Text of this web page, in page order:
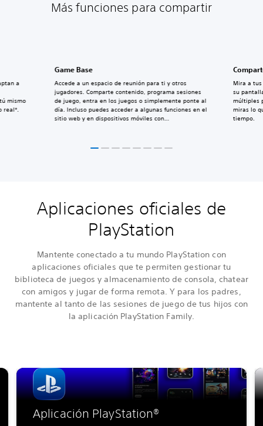
Más funciones para compartir
Game Base
Accede a un espacio de reunión para ti y otros
jugadores. Comparte contenido, programa sesiones
de juego, entra en los juegos o simplemente ponte al
día. Incluso puedes acceder a algunas funciones en el
sitio web y en dispositivos móviles con
Mira a
su
múltiples
miras lo
tiempo.
a
mismo
real*.
Aplicaciones oficiales de
PlayStation
Mantente conectado a tu mundo PlayStation con
aplicaciones oficiales que te permiten gestionar tu
biblioteca de juegos y almacenamiento de consola, chatear
con amigos y jugar de forma remota. Y para los padres,
mantente al tanto de las sesiones de juego de tus hijos con
la aplicación PlayStation Family.
Aplicación PlayStation®